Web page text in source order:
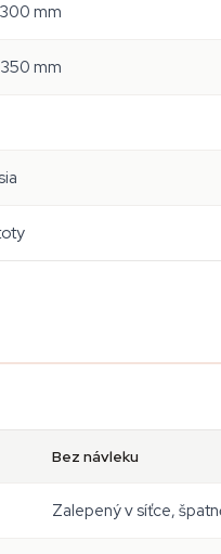
mm
mm
Bez návleku
Zalepený v síťce,